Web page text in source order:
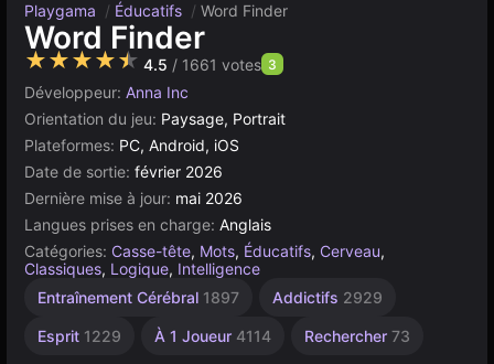
Playgama / Éducatifs / Word Finder
Word Finder
★★★★★ 4.5 / 1661 votes 3
Développeur: Anna Inc
Orientation du jeu: Paysage, Portrait
Plateformes: PC, Android, iOS
Date de sortie: février 2026
Dernière mise à jour: mai 2026
Langues prises en charge: Anglais
Catégories: Casse-tête, Mots, Éducatifs, Cerveau,
Classiques, Logique, Intelligence
Entraînement Cérébral 1897 Addictifs 2929
Esprit 1229 À 1 Joueur 4114 Rechercher 73